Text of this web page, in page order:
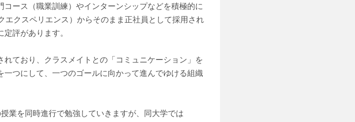
コース（職業訓練）やインターンシップなどを積極的に
エクスペリエンス）からそのまま正社員として採用され
評があります。
ており、クラスメイトとの「コミュニケーション」を
つにして、一つのゴールに向かって進んでゆける組織
業を同時進行で勉強していきますが、同大学では